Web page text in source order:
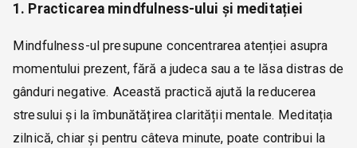
1. Practicarea mindfulness-ului și meditației
Mindfulness-ul presupune concentrarea atenției asupra
momentului prezent, fără a judeca sau a te lăsa distras de
gânduri negative. Această practică ajută la reducerea
stresului și la îmbunătățirea clarității mentale. Meditația
zilnică, chiar și pentru câteva minute, poate contribui la